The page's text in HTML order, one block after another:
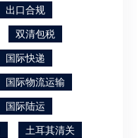
出口合规
双清包税
国际快递
国际物流运输
国际陆运
土耳其清关